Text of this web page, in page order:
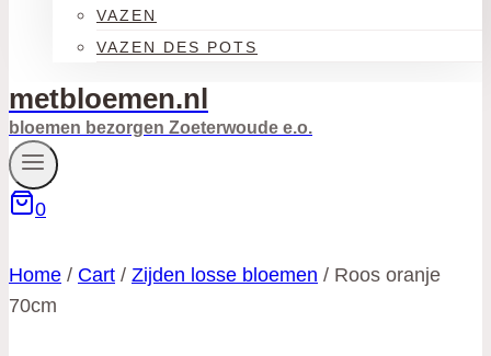
VAZEN
VAZEN DES POTS
metbloemen.nl
bloemen bezorgen Zoeterwoude e.o.
0
Home / Cart / Zijden losse bloemen / Roos oranje
70cm